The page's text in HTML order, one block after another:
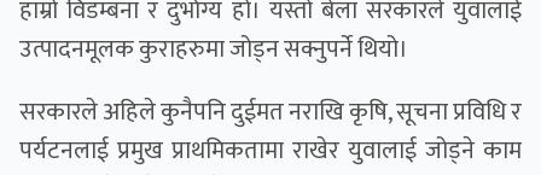
हाम्रो विडम्बना र दुर्भाग्य हो। यस्तो बेला सरकारले युवालाई
उत्पादनमूलक कुराहरुमा जोड्न सक्नुपर्ने थियो।
सरकारले अहिले कुनैपनि दुईमत नराखि कृषि, सूचना प्रविधि र
पर्यटनलाई प्रमुख प्राथमिकतामा राखेर युवालाई जोड्ने काम